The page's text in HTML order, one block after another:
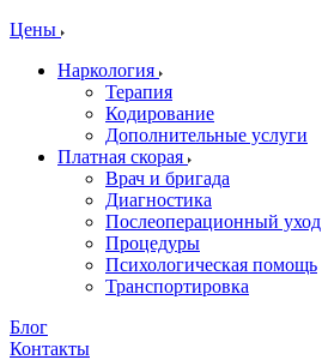
Цены
Наркология
Терапия
Кодирование
Дополнительные услуги
Платная скорая
Врач и бригада
Диагностика
Послеоперационный уход
Процедуры
Психологическая помощь
Транспортировка
Блог
Контакты